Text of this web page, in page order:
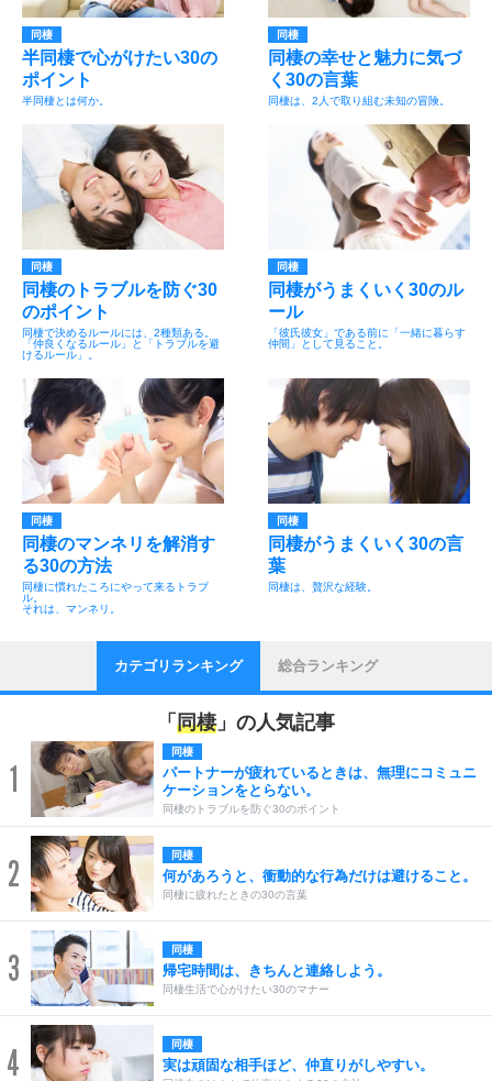
同棲
半同棲で心がけたい30の
ポイント
半同棲とは何か。
同棲
同棲の幸せと魅力に気づ
く30の言葉
同棲は、2人で取り組む未知の冒険。
同棲
同棲のトラブルを防ぐ30
のポイント
同棲で決めるルールには、2種類ある。
「仲良くなるルール」と「トラブルを避
けるルール」。
同棲
同棲がうまくいく30のル
ール
「彼氏彼女」である前に「一緒に暮らす
仲間」として見ること。
同棲
同棲のマンネリを解消す
る30の方法
同棲に慣れたころにやって来るトラブ
ル。
それは、マンネリ。
同棲
同棲がうまくいく30の言
葉
同棲は、贅沢な経験。
カテゴリランキング 総合ランキング
「 同棲」の人気記事
1
同棲
パートナーが疲れているときは、無理にコミュニ
ケーションをとらない。
同棲のトラブルを防ぐ30のポイント
2 同棲
何があろうと、衝動的な行為だけは避けること。
同棲に疲れたときの30の言葉
3 同棲
帰宅時間は、きちんと連絡しよう。
同棲生活で心がけたい30のマナー
4 同棲
実は頑固な相手ほど、仲直りがしやすい。